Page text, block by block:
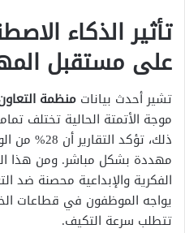
تأثير الذكاء
على مستقبل
تشير أحدث بيانات منظمة
موجة الأتمتة الحالية تختلف
ذلك، تؤكد
مهددة بشكل مباشر. ومن هذا
الفكرية والإبداعية محصنة ضد
يواجه الموظفون في قطاعات
تتطلب سرعة التكيف.